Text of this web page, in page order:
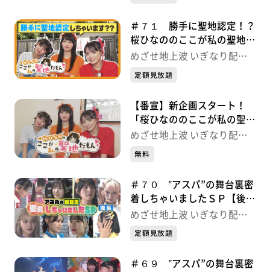
＃７１ 勝手に聖地認定！？
桜ひなののここが私の聖地だ
もん♡ いぎなり配信中！
めざせ地上波 いぎなり配信
中！
定額見放題
【番宣】新企画スタート！
「桜ひなののここが私の聖地
だもん♡」初回から神展
めざせ地上波 いぎなり配信
中！
無料
＃７０ ‟アスパ”の舞台裏密
着しちゃいましたＳＰ【後
編】 いぎなり配信中！
めざせ地上波 いぎなり配信
中！
定額見放題
＃６９ ‟アスパ”の舞台裏密